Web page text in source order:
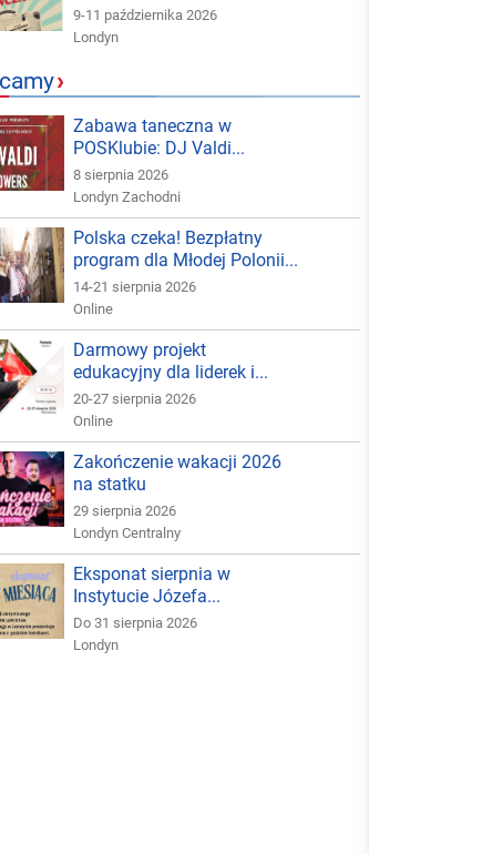
9-11 października 2026
Londyn
›
Zabawa taneczna w
POSKlubie: DJ Valdi...
8 sierpnia 2026
Londyn Zachodni
Polska czeka! Bezpłatny
program dla Młodej Polonii...
14-21 sierpnia 2026
Online
Darmowy projekt
edukacyjny dla liderek i...
20-27 sierpnia 2026
Online
Zakończenie wakacji 2026
na statku
29 sierpnia 2026
Londyn Centralny
Eksponat sierpnia w
Instytucie Józefa...
Do 31 sierpnia 2026
Londyn